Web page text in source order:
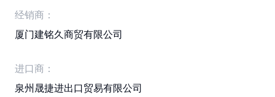
经销商：
厦门建铭久商贸有限公司
进口商：
泉州晟捷进出口贸易有限公司